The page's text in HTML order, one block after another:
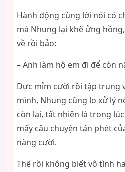
Hành động cùng lời nói có
má Nhung lại khẽ ửng
về rồi bảo:
– Anh làm hộ em đi để còn
Dực mỉm cười rồi tập trung
mình, Nhung cũng lo xử lý
còn lại, tất nhiên là trong
mấy câu chuyện tán phét
nàng cười.
Thế rồi không biết vô tình